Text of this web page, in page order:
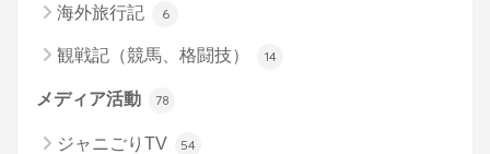
海外旅行記 6
観戦記（競馬、格闘技） 14
メディア活動 78
ジャニごりTV 54